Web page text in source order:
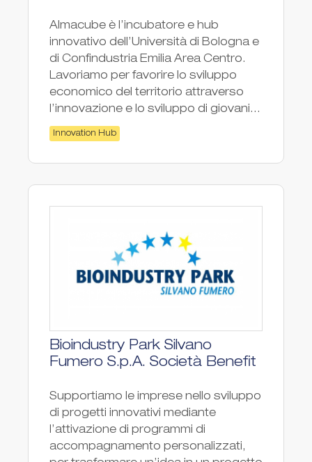
Almacube è l’incubatore e hub
innovativo dell’Università di Bologna e
di Confindustria Emilia Area Centro.
Lavoriamo per favorire lo sviluppo
economico del territorio attraverso
l’innovazione e lo sviluppo di giovani...
Innovation Hub
Bioindustry Park Silvano
Fumero S.p.A. Società Benefit
Supportiamo le imprese nello sviluppo
di progetti innovativi mediante
l’attivazione di programmi di
accompagnamento personalizzati,